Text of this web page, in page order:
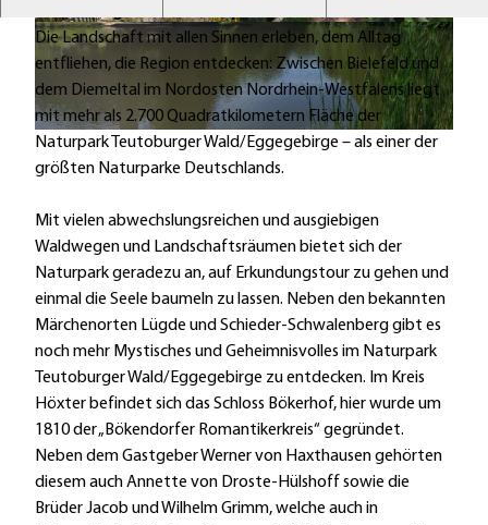
© Naturpark
© Frank Grawe/Naturpark Teutoburger Wald © Naturpark Teutoburger Wald
Die Landschaft mit allen Sinnen erleben, dem Alltag
entfliehen, die Region entdecken: Zwischen Bielefeld und
dem Diemeltal im Nordosten Nordrhein-Westfalens liegt
mit mehr als 2.700 Quadratkilometern Fläche der
Naturpark Teutoburger Wald/Eggegebirge – als einer der
größten Naturparke Deutschlands.
Mit vielen abwechslungsreichen und ausgiebigen
Waldwegen und Landschaftsräumen bietet sich der
Naturpark geradezu an, auf Erkundungstour zu gehen und
einmal die Seele baumeln zu lassen. Neben den bekannten
Märchenorten Lügde und Schieder-Schwalenberg gibt es
noch mehr Mystisches und Geheimnisvolles im Naturpark
Teutoburger Wald/Eggegebirge zu entdecken. Im Kreis
Höxter befindet sich das Schloss Bökerhof, hier wurde um
1810 der „Bökendorfer Romantikerkreis“ gegründet.
Neben dem Gastgeber Werner von Haxthausen gehörten
diesem auch Annette von Droste-Hülshoff sowie die
Brüder Jacob und Wilhelm Grimm, welche auch in